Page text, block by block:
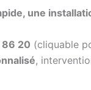
une
86 20 (cliquable
,